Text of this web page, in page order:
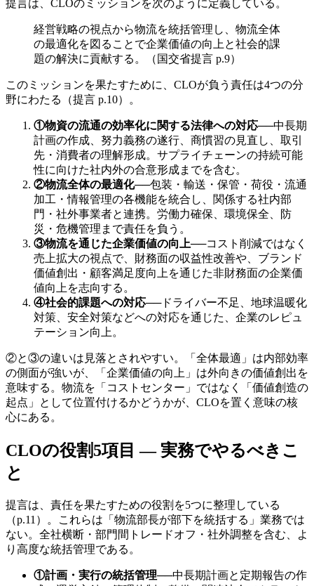
提言は、CLOのミッションを次のように定義している。
経営戦略の視点から物流を統括管理し、物流全体
の最適化を図ることで企業価値の向上と社会的課
題の解決に貢献する。（国交省提言 p.9）
このミッションを果たすために、CLOが負う責任は4つの分
野にわたる（提言 p.10）。
①物資の流通の効率化に関する法律への対応──中長期
計画の作成、努力義務の遂行、商慣習の見直し、取引
先・消費者の理解形成。サプライチェーンの持続可能
性に向けた社内外の合意形成までを含む。
②物流全体の最適化──包装・輸送・保管・荷役・流通
加工・情報管理の各機能を統合し、関係する社内部
門・社外事業者と連携。労働力確保、環境保全、防
災・危機管理まで責任を負う。
③物流を通じた企業価値の向上──コスト削減ではなく
売上拡大の視点で、財務面の収益性改善や、ブランド
価値創出・顧客満足度向上を通じた非財務面の企業価
値向上を志向する。
④社会的課題への対応──ドライバー不足、地球温暖化
対策、安全対策などへの対応を通じた、企業のレピュ
テーション向上。
②と③の違いは見落とされやすい。「全体最適」は内部効率
の側面が強いが、「企業価値の向上」は外向きの価値創出を
意味する。物流を「コストセンター」ではなく「価値創造の
起点」として位置付けるかどうかが、CLOを置く意味の核
心にある。
CLOの役割5項目 — 実務でやるべきこ
と
提言は、責任を果たすための役割を5つに整理している
（p.11）。これらは「物流部長が部下を統括する」業務では
ない。全社横断・部門間トレードオフ・社外調整を含む、よ
り高度な統括管理である。
①計画・実行の統括管理──中長期計画と定期報告の作